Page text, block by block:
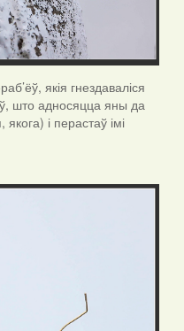
якія гнездаваліся
што адносяцца яны да
і перастаў імі